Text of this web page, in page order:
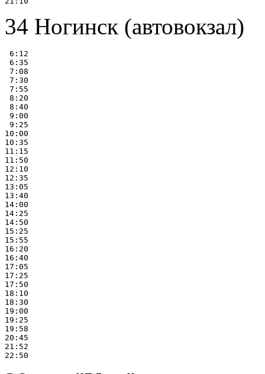
34 Ногинск (автовокзал)
6:12
6:35
7:08
7:30
7:55
8:20
8:40
9:00
9:25
10:00
10:35
11:15
11:50
12:10
12:35
13:05
13:40
14:00
14:25
14:50
15:25
15:55
16:20
16:40
17:05
17:25
17:50
18:10
18:30
19:00
19:25
19:58
20:45
21:52